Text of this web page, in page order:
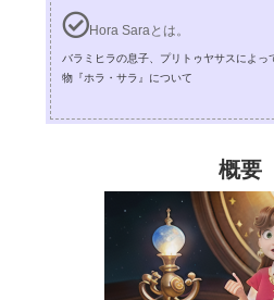
Hora Saraとは。
バラミヒラの息子、プリトゥヤサスによ
物『ホラ・サラ』について
概要